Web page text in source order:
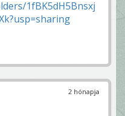
1fBK5dH5Bnsxj
2 hónapja